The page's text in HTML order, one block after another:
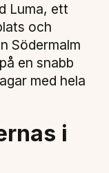
Luma, ett
och
Södermalm
en snabb
med hela
i